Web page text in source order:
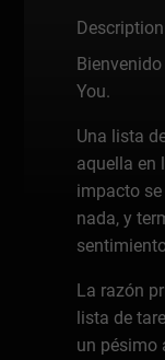
Description
You.
Una lista
aquella en
impacto
nada, y
La razón
lista de
un pésimo